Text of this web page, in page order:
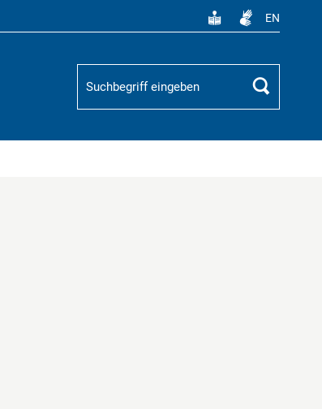
EN
Suchbegriff
Suchen